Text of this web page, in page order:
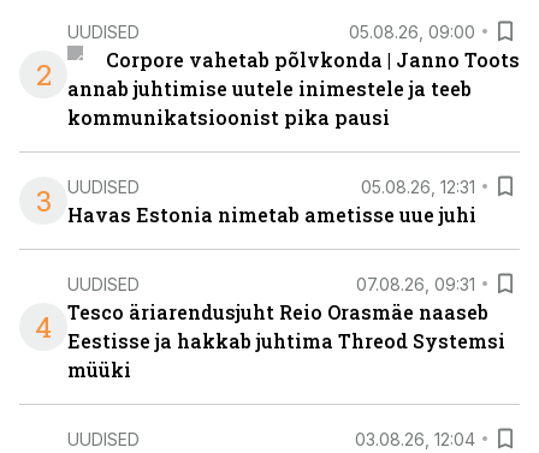
2
UUDISED 05.08.26, 09:00
Corpore vahetab põlvkonda | Janno Toots
annab juhtimise uutele inimestele ja teeb
kommunikatsioonist pika pausi
3 UUDISED 05.08.26, 12:31
Havas Estonia nimetab ametisse uue juhi
4
UUDISED 07.08.26, 09:31
Tesco äriarendusjuht Reio Orasmäe naaseb
Eestisse ja hakkab juhtima Threod Systemsi
müüki
UUDISED 03.08.26, 12:04